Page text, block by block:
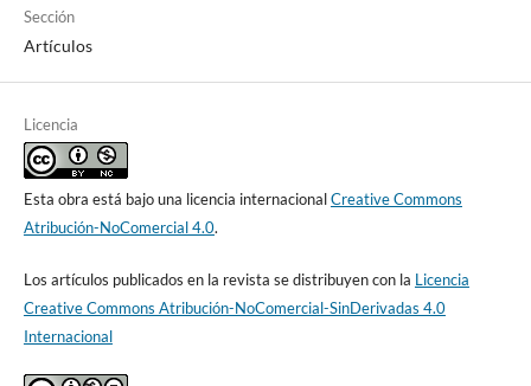
Sección
Artículos
Licencia
Esta obra está bajo una licencia internacionalCreative Commons
Atribución-NoComercial 4.0.
Los artículos publicados en la revista se distribuyen con la Licencia
Creative Commons Atribución-NoComercial-SinDerivadas 4.0
Internacional